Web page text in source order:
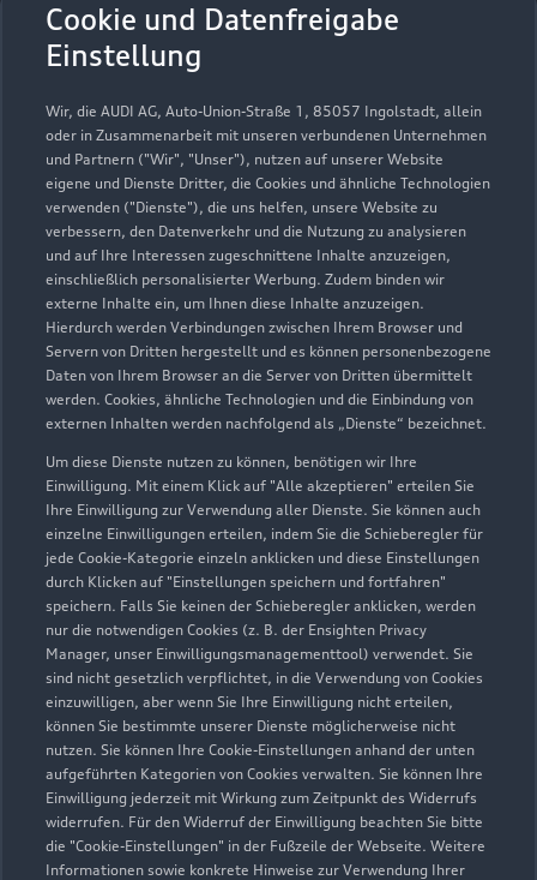
Cookie und Datenfreigabe
Einstellung
Wir, die AUDI AG, Auto-Union-Straße 1, 85057 Ingolstadt, allein
oder in Zusammenarbeit mit unseren verbundenen Unternehmen
und Partnern ("Wir", "Unser"), nutzen auf unserer Website
eigene und Dienste Dritter, die Cookies und ähnliche Technologien
verwenden ("Dienste"), die uns helfen, unsere Website zu
verbessern, den Datenverkehr und die Nutzung zu analysieren
und auf Ihre Interessen zugeschnittene Inhalte anzuzeigen,
einschließlich personalisierter Werbung. Zudem binden wir
externe Inhalte ein, um Ihnen diese Inhalte anzuzeigen.
Hierdurch werden Verbindungen zwischen Ihrem Browser und
Servern von Dritten hergestellt und es können personenbezogene
Daten von Ihrem Browser an die Server von Dritten übermittelt
werden. Cookies, ähnliche Technologien und die Einbindung von
externen Inhalten werden nachfolgend als „Dienste“ bezeichnet.
Um diese Dienste nutzen zu können, benötigen wir Ihre
Einwilligung. Mit einem Klick auf "Alle akzeptieren" erteilen Sie
Ihre Einwilligung zur Verwendung aller Dienste. Sie können auch
einzelne Einwilligungen erteilen, indem Sie die Schieberegler für
jede Cookie-Kategorie einzeln anklicken und diese Einstellungen
durch Klicken auf "Einstellungen speichern und fortfahren"
speichern. Falls Sie keinen der Schieberegler anklicken, werden
nur die notwendigen Cookies (z. B. der Ensighten Privacy
Manager, unser Einwilligungsmanagementtool) verwendet. Sie
sind nicht gesetzlich verpflichtet, in die Verwendung von Cookies
einzuwilligen, aber wenn Sie Ihre Einwilligung nicht erteilen,
können Sie bestimmte unserer Dienste möglicherweise nicht
nutzen. Sie können Ihre Cookie-Einstellungen anhand der unten
aufgeführten Kategorien von Cookies verwalten. Sie können Ihre
Einwilligung jederzeit mit Wirkung zum Zeitpunkt des Widerrufs
widerrufen. Für den Widerruf der Einwilligung beachten Sie bitte
die "Cookie-Einstellungen" in der Fußzeile der Webseite. Weitere
Informationen sowie konkrete Hinweise zur Verwendung Ihrer
Geöffnet bis 14:00
Geöffnet bis 13:00
Teile- & Zubehörverkauf
Geöffnet bis13:00
Zur Inspektion